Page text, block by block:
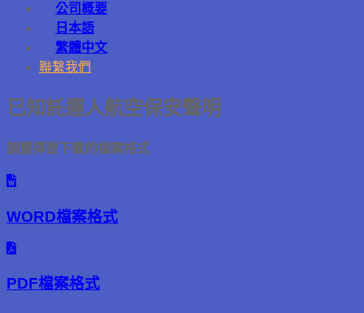
公司概要
日本語
繁體中文
聯繫我們
已知託運人航空保安聲明
請選擇要下載的檔案格式
WORD檔案格式
PDF檔案格式